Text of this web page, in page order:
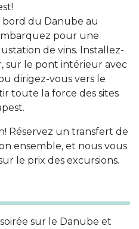
du Danube au
pour une
de vins. Installez-
sur le pont intérieur avec
dirigez-vous vers le
toute la force des sites
Réservez un transfert de
ensemble, et nous vous
le prix des excursions.
sur le Danube et